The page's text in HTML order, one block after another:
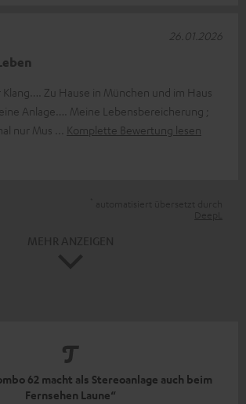
Zu Hause in München und im Haus
Anlage…. Meine Lebensbereicherung ;
nur Mus
Komplette Bewertung lesen
26.01.2026
62 macht als Stereoanlage auch beim
Fernsehen Laune“